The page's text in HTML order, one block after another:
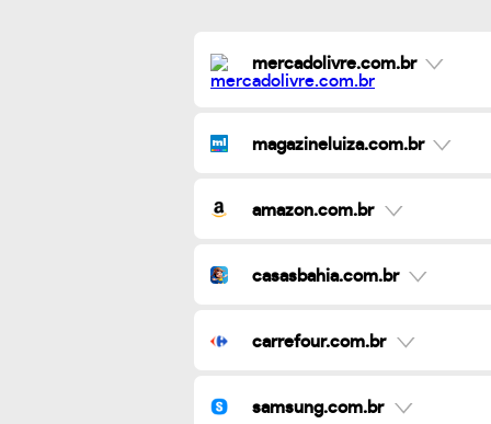
mercadolivre.com.br
magazineluiza.com.br
amazon.com.br
casasbahia.com.br
carrefour.com.br
samsung.com.br